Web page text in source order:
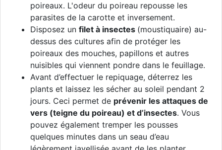
poireaux. L'odeur du poireau repousse les
parasites de la carotte et inversement.
Disposez un filet à insectes (moustiquaire) au-
dessus des cultures afin de protéger les
poireaux des mouches, papillons et autres
nuisibles qui viennent pondre dans le feuillage.
Avant d’effectuer le repiquage, déterrez les
plants et laissez les sécher au soleil pendant 2
jours. Ceci permet de prévenir les attaques de
vers (teigne du poireau) et d’insectes. Vous
pouvez également tremper les pousses
quelques minutes dans un seau d’eau